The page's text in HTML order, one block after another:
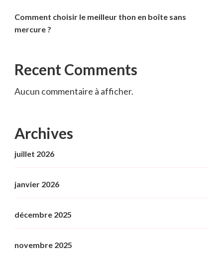
Comment choisir le meilleur thon en boîte sans
mercure ?
Recent Comments
Aucun commentaire à afficher.
Archives
juillet 2026
janvier 2026
décembre 2025
novembre 2025